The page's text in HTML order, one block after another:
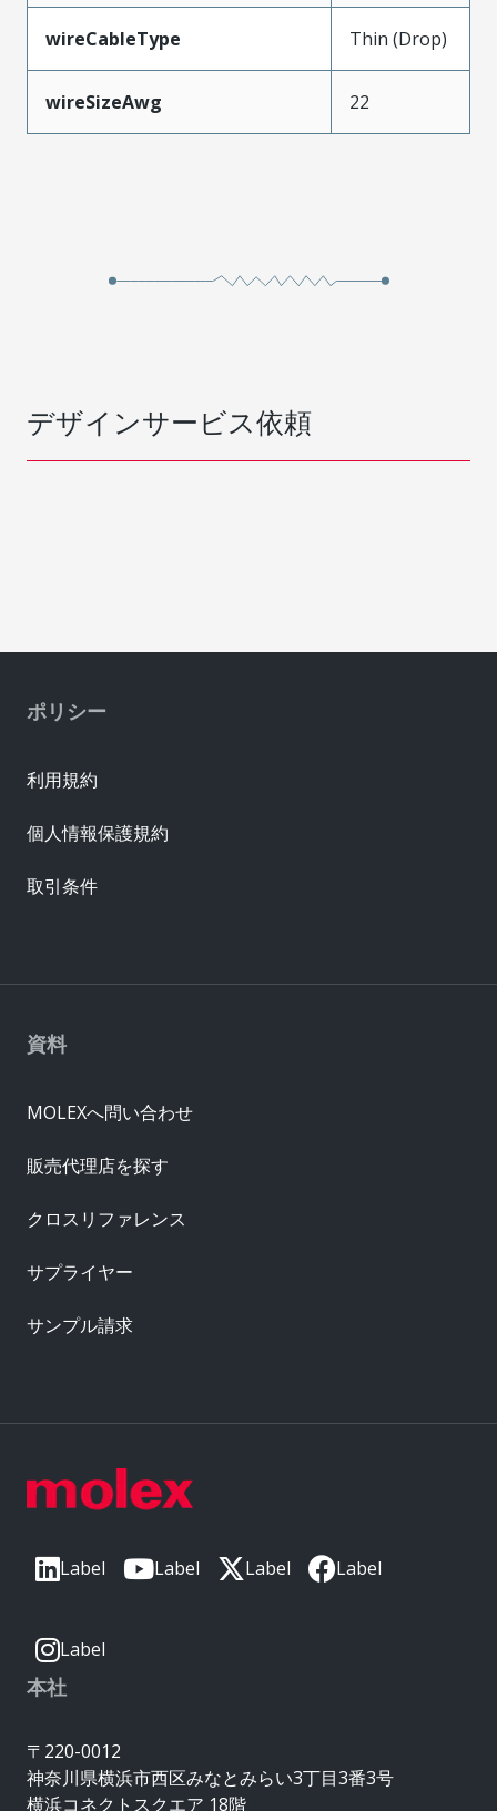
wireCableType Thin (Drop)
wireSizeAwg 22
デザインサービス依頼
Label Label Label Label
Label
本社
〒220-0012
神奈川県横浜市西区みなとみらい3丁目3番3号
横浜コネクトスクエア 18階
資料
MOLEXへ問い合わせ
販売代理店を探す
クロスリファレンス
サプライヤー
サンプル請求
ポリシー
利用規約
個人情報保護規約
取引条件